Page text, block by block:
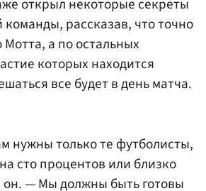
открыл некоторые секреты
команды, рассказав, что точно
Мотта, а по остальных
которых находится
все будет в день матча.
нужны только те футболисты,
сто процентов или близко
он. — Мы должны быть готовы